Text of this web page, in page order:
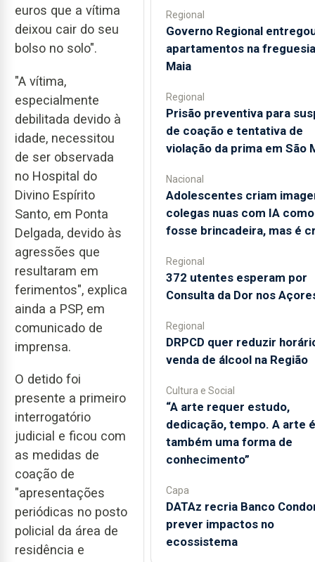
euros que a vítima
deixou cair do seu
bolso no solo".
"A vítima,
especialmente
debilitada devido à
idade, necessitou
de ser observada
no Hospital do
Divino Espírito
Santo, em Ponta
Delgada, devido às
agressões que
resultaram em
ferimentos", explica
ainda a PSP, em
comunicado de
imprensa.
O detido foi
presente a primeiro
interrogatório
judicial e ficou com
as medidas de
coação de
"apresentações
periódicas no posto
policial da área de
residência e
Regional
Governo Regional
apartamentos na
Maia
Regional
Prisão preventiva para
de coação e tentativa de
violação da prima em São
Nacional
Adolescentes criam
colegas nuas com IA
fosse brincadeira, mas é
Regional
372 utentes esperam por
Consulta da Dor nos
Regional
DRPCD quer reduzir
venda de álcool na Região
Cultura e Social
“A arte requer estudo,
dedicação, tempo. A arte é
também uma forma de
conhecimento”
Capa
DATAz recria Banco
prever impactos no
ecossistema